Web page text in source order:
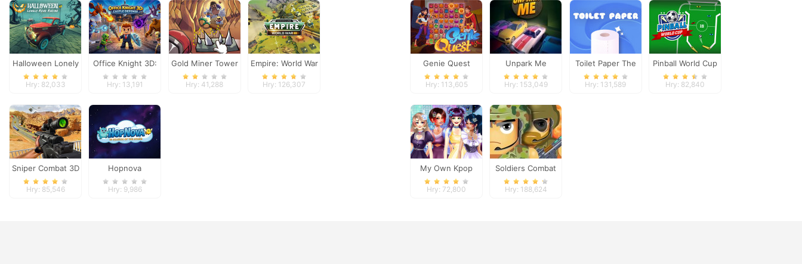
Halloween Lonely
Road Racing
Hry: 82,033
Office Knight 3D:
Castle Defense
Hry: 13,191
Gold Miner Tower
Defense
Hry: 41,288
Empire: World War
III
Hry: 126,307
Sniper Combat 3D
Hry: 85,546
Hopnova
Hry: 9,986
Genie Quest
Hry: 113,605
Unpark Me
Hry: 153,049
Toilet Paper The
Game
Hry: 131,589
Pinball World Cup
Hry: 82,840
My Own Kpop
Band
Hry: 72,800
Soldiers Combat
Hry: 188,624